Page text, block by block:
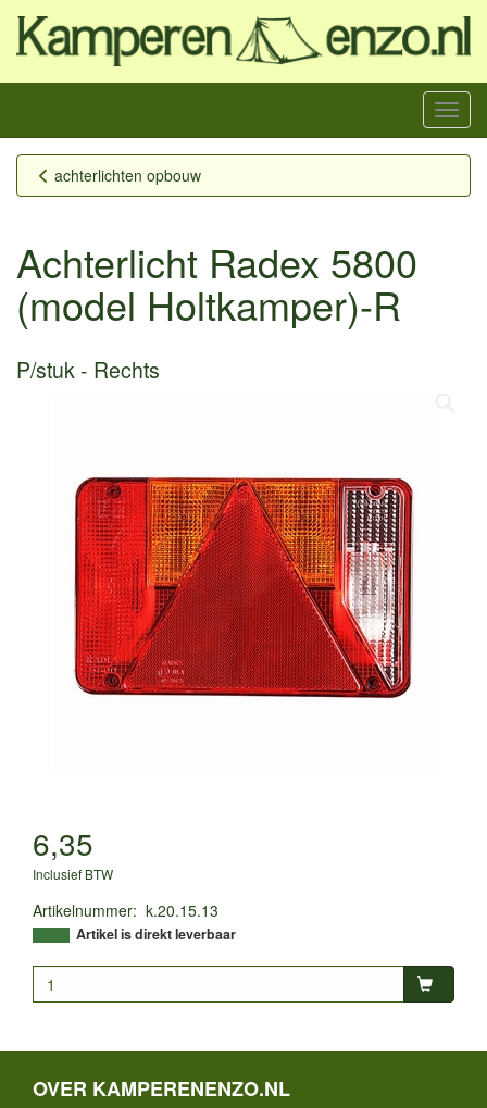
Menu
achterlichten opbouw
Achterlicht Radex 5800
(model Holtkamper)-R
P/stuk Rechts
6,35
Inclusief BTW
Artikelnummer: k.20.15.13
Artikel is direkt leverbaar
OVER KAMPERENENZO.NL